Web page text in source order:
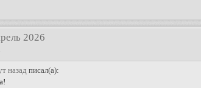
2026
назад писал(а):